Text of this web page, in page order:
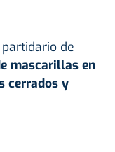
de
mascarillas en
cerrados y